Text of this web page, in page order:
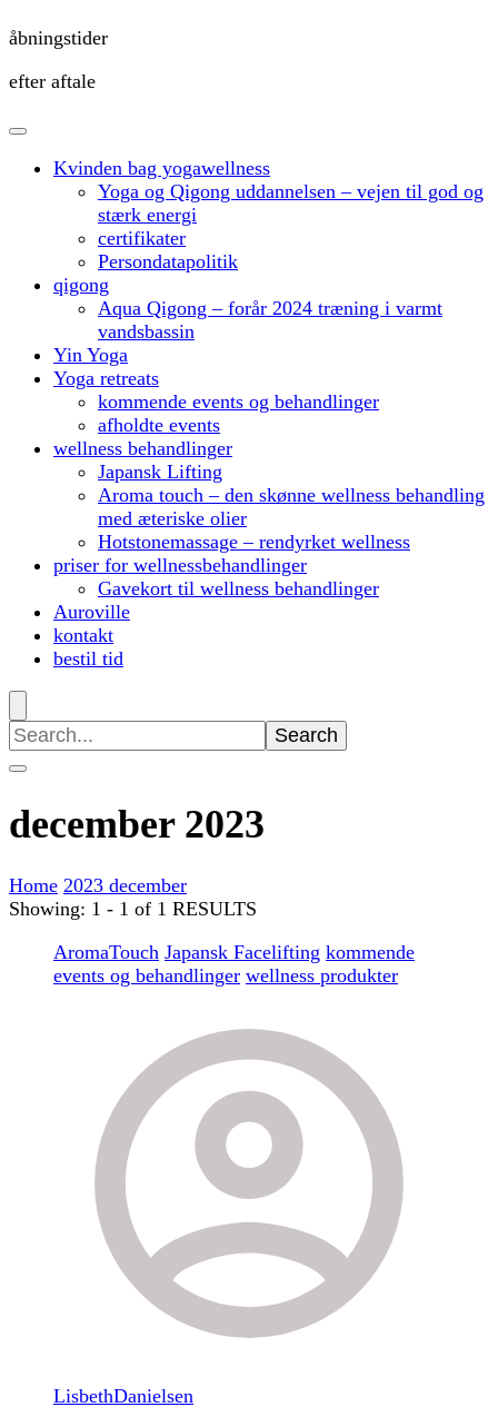
åbningstider
efter aftale
Kvinden bag yogawellness
Yoga og Qigong uddannelsen – vejen til god og
stærk energi
certifikater
Persondatapolitik
qigong
Aqua Qigong – forår 2024 træning i varmt
vandsbassin
Yin Yoga
Yoga retreats
kommende events og behandlinger
afholdte events
wellness behandlinger
Japansk Lifting
Aroma touch – den skønne wellness behandling
med æteriske olier
Hotstonemassage – rendyrket wellness
priser for wellnessbehandlinger
Gavekort til wellness behandlinger
Auroville
kontakt
bestil tid
Search
for:
december 2023
Home 2023 december
Showing: 1 - 1 of 1 RESULTS
AromaTouch Japansk Facelifting kommende
events og behandlinger wellness produkter
LisbethDanielsen